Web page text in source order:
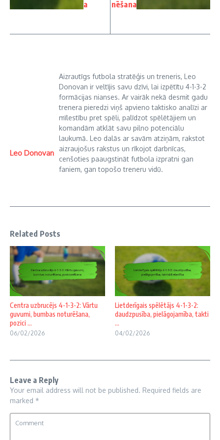
a
nēšana
Leo Donovan
Aizrautīgs futbola stratēģis un treneris, Leo
Donovan ir veltījis savu dzīvi, lai izpētītu 4-1-3-2
formācijas nianses. Ar vairāk nekā desmit gadu
trenera pieredzi viņš apvieno taktisko analīzi ar
mīlestību pret spēli, palīdzot spēlētājiem un
komandām atklāt savu pilno potenciālu
laukumā. Leo dalās ar savām atziņām, rakstot
aizraujošus rakstus un rīkojot darbnīcas,
cenšoties paaugstināt futbola izpratni gan
faniem, gan topošo treneru vidū.
Related Posts
Centra uzbrucējs 4-1-3-2: Vārtu
guvumi, bumbas noturēšana,
pozici ...
06/02/2026
Lietderīgais spēlētājs 4-1-3-2:
daudzpusība, pielāgojamība, takti
...
04/02/2026
Leave a Reply
Your email address will not be published. Required fields are
marked *